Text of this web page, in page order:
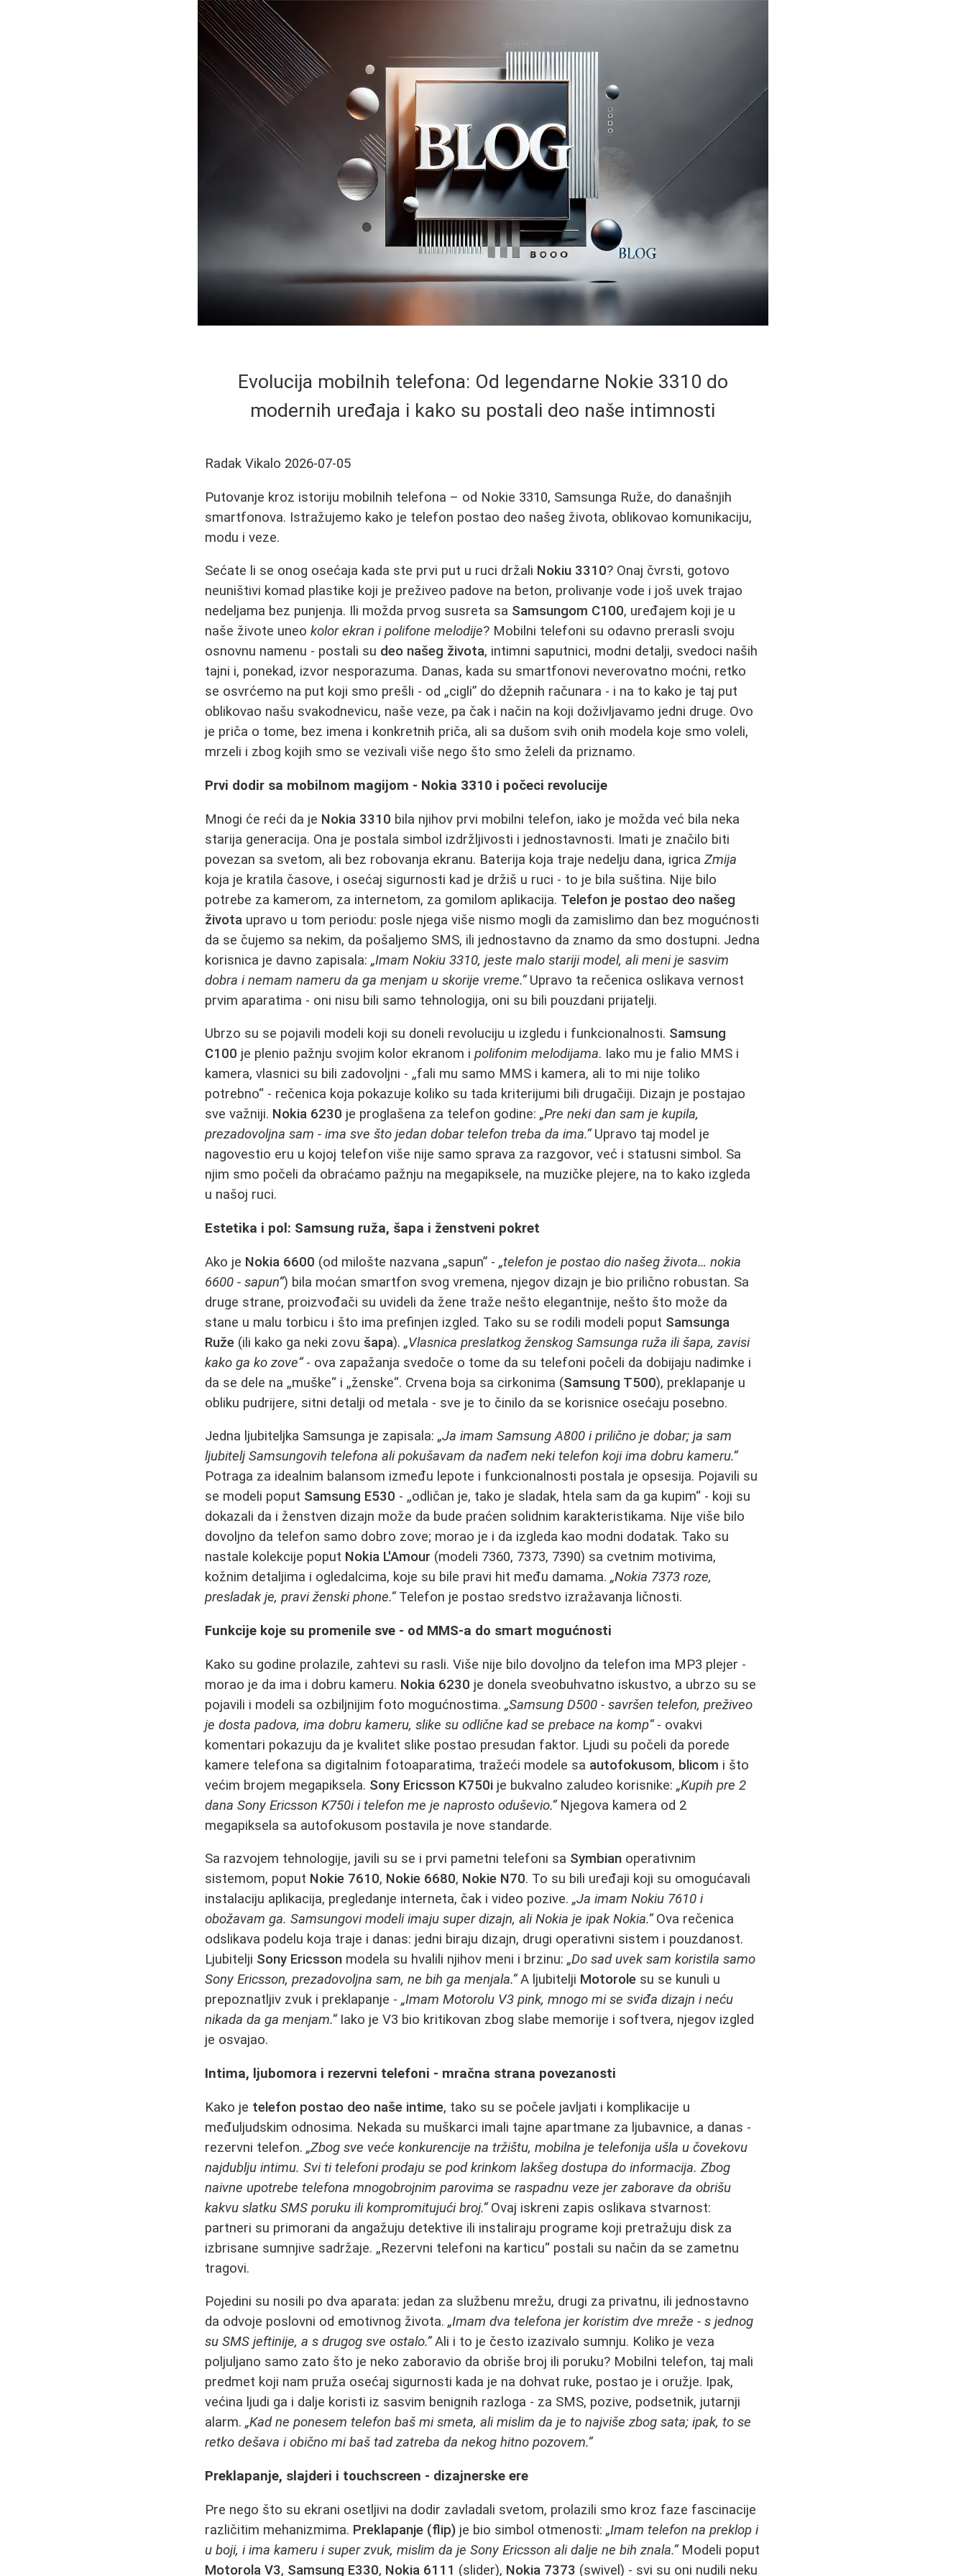
Evolucija mobilnih telefona: Od legendarne Nokie 3310 do
modernih uređaja i kako su postali deo naše intimnosti
Radak Vikalo 2026-07-05
Putovanje kroz istoriju mobilnih telefona – od Nokie 3310, Samsunga Ruže, do današnjih
smartfonova. Istražujemo kako je telefon postao deo našeg života, oblikovao komunikaciju,
modu i veze.
Sećate li se onog osećaja kada ste prvi put u ruci držali Nokiu 3310? Onaj čvrsti, gotovo
neuništivi komad plastike koji je preživeo padove na beton, prolivanje vode i još uvek trajao
nedeljama bez punjenja. Ili možda prvog susreta sa Samsungom C100, uređajem koji je u
naše živote uneokolor ekran i polifone melodije? Mobilni telefoni su odavno prerasli svoju
osnovnu namenu - postali su deo našeg života, intimni saputnici, modni detalji, svedoci naših
tajni i, ponekad, izvor nesporazuma. Danas, kada su smartfonovi neverovatno moćni, retko
se osvrćemo na put koji smo prešli - od „cigli” do džepnih računara - i na to kako je taj put
oblikovao našu svakodnevicu, naše veze, pa čak i način na koji doživljavamo jedni druge. Ovo
je priča o tome, bez imena i konkretnih priča, ali sa dušom svih onih modela koje smo voleli,
mrzeli i zbog kojih smo se vezivali više nego što smo želeli da priznamo.
Prvi dodir sa mobilnom magijom - Nokia 3310 i počeci revolucije
Mnogi će reći da je Nokia 3310 bila njihov prvi mobilni telefon, iako je možda već bila neka
starija generacija. Ona je postala simbol izdržljivosti i jednostavnosti. Imati je značilo biti
povezan sa svetom, ali bez robovanja ekranu. Baterija koja traje nedelju dana, igricaZmija
koja je kratila časove, i osećaj sigurnosti kad je držiš u ruci - to je bila suština. Nije bilo
potrebe za kamerom, za internetom, za gomilom aplikacija. Telefon je postao deo našeg
života upravo u tom periodu: posle njega više nismo mogli da zamislimo dan bez mogućnosti
da se čujemo sa nekim, da pošaljemo SMS, ili jednostavno da znamo da smo dostupni. Jedna
korisnica je davno zapisala:„Imam Nokiu 3310, jeste malo stariji model, ali meni je sasvim
dobra i nemam nameru da ga menjam u skorije vreme.“Upravo ta rečenica oslikava vernost
prvim aparatima - oni nisu bili samo tehnologija, oni su bili pouzdani prijatelji.
Ubrzo su se pojavili modeli koji su doneli revoluciju u izgledu i funkcionalnosti. Samsung
C100 je plenio pažnju svojim kolor ekranom ipolifonim melodijama. Iako mu je falio MMS i
kamera, vlasnici su bili zadovoljni - „fali mu samo MMS i kamera, ali to mi nije toliko
potrebno“ - rečenica koja pokazuje koliko su tada kriterijumi bili drugačiji. Dizajn je postajao
sve važniji. Nokia 6230 je proglašena za telefon godine:„Pre neki dan sam je kupila,
prezadovoljna sam - ima sve što jedan dobar telefon treba da ima.“Upravo taj model je
nagovestio eru u kojoj telefon više nije samo sprava za razgovor, već i statusni simbol. Sa
njim smo počeli da obraćamo pažnju na megapiksele, na muzičke plejere, na to kako izgleda
u našoj ruci.
Estetika i pol: Samsung ruža, šapa i ženstveni pokret
Ako je Nokia 6600 (od milošte nazvana „sapun” -„telefon je postao dio našeg života… nokia
6600 - sapun”) bila moćan smartfon svog vremena, njegov dizajn je bio prilično robustan. Sa
druge strane, proizvođači su uvideli da žene traže nešto elegantnije, nešto što može da
stane u malu torbicu i što ima prefinjen izgled. Tako su se rodili modeli poput Samsunga
Ruže (ili kako ga neki zovu šapa).„Vlasnica preslatkog ženskog Samsunga ruža ili šapa, zavisi
kako ga ko zove“- ova zapažanja svedoče o tome da su telefoni počeli da dobijaju nadimke i
da se dele na „muške“ i „ženske“. Crvena boja sa cirkonima (Samsung T500), preklapanje u
obliku pudrijere, sitni detalji od metala - sve je to činilo da se korisnice osećaju posebno.
Jedna ljubiteljka Samsunga je zapisala:„Ja imam Samsung A800 i prilično je dobar; ja sam
ljubitelj Samsungovih telefona ali pokušavam da nađem neki telefon koji ima dobru kameru.“
Potraga za idealnim balansom između lepote i funkcionalnosti postala je opsesija. Pojavili su
se modeli poput Samsung E530 - „odličan je, tako je sladak, htela sam da ga kupim“ - koji su
dokazali da i ženstven dizajn može da bude praćen solidnim karakteristikama. Nije više bilo
dovoljno da telefon samo dobro zove; morao je i da izgleda kao modni dodatak. Tako su
nastale kolekcije poput Nokia L'Amour (modeli 7360, 7373, 7390) sa cvetnim motivima,
kožnim detaljima i ogledalcima, koje su bile pravi hit među damama.„Nokia 7373 roze,
presladak je, pravi ženski phone.“Telefon je postao sredstvo izražavanja ličnosti.
Funkcije koje su promenile sve - od MMS-a do smart mogućnosti
Kako su godine prolazile, zahtevi su rasli. Više nije bilo dovoljno da telefon ima MP3 plejer -
morao je da ima i dobru kameru. Nokia 6230 je donela sveobuhvatno iskustvo, a ubrzo su se
pojavili i modeli sa ozbiljnijim foto mogućnostima.„Samsung D500 - savršen telefon, preživeo
je dosta padova, ima dobru kameru, slike su odlične kad se prebace na komp“- ovakvi
komentari pokazuju da je kvalitet slike postao presudan faktor. Ljudi su počeli da porede
kamere telefona sa digitalnim fotoaparatima, tražeći modele sa autofokusom, blicom i što
većim brojem megapiksela. Sony Ericsson K750i je bukvalno zaludeo korisnike:„Kupih pre 2
dana Sony Ericsson K750i i telefon me je naprosto oduševio.“Njegova kamera od 2
megapiksela sa autofokusom postavila je nove standarde.
Sa razvojem tehnologije, javili su se i prvi pametni telefoni sa Symbian operativnim
sistemom, poput Nokie 7610, Nokie 6680, Nokie N70. To su bili uređaji koji su omogućavali
instalaciju aplikacija, pregledanje interneta, čak i video pozive.„Ja imam Nokiu 7610 i
obožavam ga. Samsungovi modeli imaju super dizajn, ali Nokia je ipak Nokia.“Ova rečenica
odslikava podelu koja traje i danas: jedni biraju dizajn, drugi operativni sistem i pouzdanost.
Ljubitelji Sony Ericsson modela su hvalili njihov meni i brzinu:„Do sad uvek sam koristila samo
Sony Ericsson, prezadovoljna sam, ne bih ga menjala.“A ljubitelji Motorole su se kunuli u
prepoznatljiv zvuk i preklapanje -„Imam Motorolu V3 pink, mnogo mi se sviđa dizajn i neću
nikada da ga menjam.“Iako je V3 bio kritikovan zbog slabe memorije i softvera, njegov izgled
je osvajao.
Intima, ljubomora i rezervni telefoni - mračna strana povezanosti
Kako je telefon postao deo naše intime, tako su se počele javljati i komplikacije u
međuljudskim odnosima. Nekada su muškarci imali tajne apartmane za ljubavnice, a danas -
rezervni telefon.„Zbog sve veće konkurencije na tržištu, mobilna je telefonija ušla u čovekovu
najdublju intimu. Svi ti telefoni prodaju se pod krinkom lakšeg dostupa do informacija. Zbog
naivne upotrebe telefona mnogobrojnim parovima se raspadnu veze jer zaborave da obrišu
kakvu slatku SMS poruku ili kompromitujući broj.“Ovaj iskreni zapis oslikava stvarnost:
partneri su primorani da angažuju detektive ili instaliraju programe koji pretražuju disk za
izbrisane sumnjive sadržaje. „Rezervni telefoni na karticu“ postali su način da se zametnu
tragovi.
Pojedini su nosili po dva aparata: jedan za službenu mrežu, drugi za privatnu, ili jednostavno
da odvoje poslovni od emotivnog života.„Imam dva telefona jer koristim dve mreže - s jednog
su SMS jeftinije, a s drugog sve ostalo.“Ali i to je često izazivalo sumnju. Koliko je veza
poljuljano samo zato što je neko zaboravio da obriše broj ili poruku? Mobilni telefon, taj mali
predmet koji nam pruža osećaj sigurnosti kada je na dohvat ruke, postao je i oružje. Ipak,
većina ljudi ga i dalje koristi iz sasvim benignih razloga - za SMS, pozive, podsetnik, jutarnji
alarm.„Kad ne ponesem telefon baš mi smeta, ali mislim da je to najviše zbog sata; ipak, to se
retko dešava i obično mi baš tad zatreba da nekog hitno pozovem.“
Preklapanje, slajderi i touchscreen - dizajnerske ere
Pre nego što su ekrani osetljivi na dodir zavladali svetom, prolazili smo kroz faze fascinacije
različitim mehanizmima. Preklapanje (flip) je bio simbol otmenosti:„Imam telefon na preklop i
u boji, i ima kameru i super zvuk, mislim da je Sony Ericsson ali dalje ne bih znala.“Modeli poput
Motorola V3, Samsung E330, Nokia 6111 (slider), Nokia 7373 (swivel) - svi su oni nudili neku